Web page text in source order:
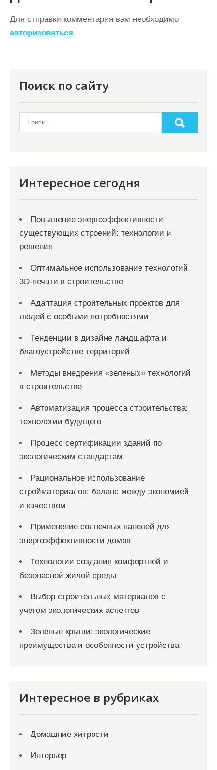
а
ц
и
м
Для отправки комментария вам необходимо
авторизоваться.
Поиск по сайту
Интересное сегодня
Повышение энергоэффективности
существующих строений: технологии и
решения
Оптимальное использование технологий
3D-печати в строительстве
Адаптация строительных проектов для
людей с особыми потребностями
Тенденции в дизайне ландшафта и
благоустройстве территорий
Методы внедрения «зеленых» технологий
в строительстве
Автоматизация процесса строительства:
технологии будущего
Процесс сертификации зданий по
экологическим стандартам
Рациональное использование
стройматериалов: баланс между экономией
и качеством
Применение солнечных панелей для
энергоэффективности домов
Технологии создания комфортной и
безопасной жилой среды
Выбор строительных материалов с
учетом экологических аспектов
Зеленые крыши: экологические
преимущества и особенности устройства
Интересное в рубриках
Домашние хитрости
Интерьер